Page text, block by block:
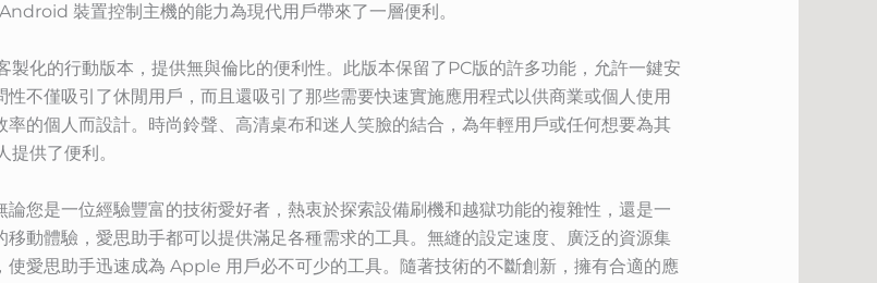
裝置控制主機的能力為現代用戶帶來了一層便利。
化的行動版本，提供無與倫比的便利性。此版本保留了PC版的許多功能，允許一鍵安
不僅吸引了休閒用戶，而且還吸引了那些需要快速實施應用程式以供商業或個人使用
的個人而設計。時尚鈴聲、高清桌布和迷人笑臉的結合，為年輕用戶或任何想要為其
供了便利。
您是一位經驗豐富的技術愛好者，熱衷於探索設備刷機和越獄功能的複雜性，還是一
動體驗，愛思助手都可以提供滿足各種需求的工具。無縫的設定速度、廣泛的資源集
愛思助手迅速成為 Apple 用戶必不可少的工具。隨著技術的不斷創新，擁有合適的應